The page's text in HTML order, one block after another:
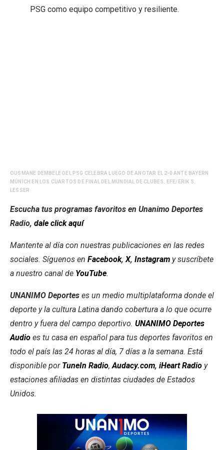
PSG como equipo competitivo y resiliente.
OUSMANE DEMBELE DEL PSG CELEBRA LUEGO DE ANOTAR EL 2-0 ANTE BAYERN
MÚNICH EN LOS CUARTOS DE FINAL DEL MUNDIAL DE CLUBES. EFE/ERIK S.
LESSER
Escucha tus programas favoritos en Unanimo Deportes
Radio, dale click aquí
Mantente al día con nuestras publicaciones en las redes
sociales. Síguenos en Facebook,X, Instagram y suscríbete
a nuestro canal de YouTube.
UNANIMO Deportes es un medio multiplataforma donde el
deporte y la cultura Latina dando cobertura a lo que ocurre
dentro y fuera del campo deportivo. UNANIMO Deportes
Audio es tu casa en español para tus deportes favoritos en
todo el país las 24 horas al día, 7 días a la semana. Está
disponible por TuneIn Radio,Audacy.com, iHeart Radio y
estaciones afiliadas en distintas ciudades de Estados
Unidos.